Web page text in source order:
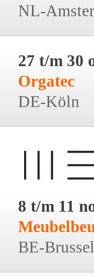
NL-
27 t/m 30
Orgatec
DE-Köln
8 t/m 11
BE-Brussel